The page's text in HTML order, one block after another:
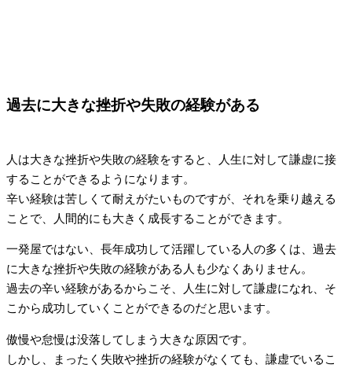
過去に大きな挫折や失敗の経験がある
人は大きな挫折や失敗の経験をすると、人生に対して謙虚に接
することができるようになります。
辛い経験は苦しくて耐えがたいものですが、それを乗り越える
ことで、人間的にも大きく成長することができます。
一発屋ではない、長年成功して活躍している人の多くは、過去
に大きな挫折や失敗の経験がある人も少なくありません。
過去の辛い経験があるからこそ、人生に対して謙虚になれ、そ
こから成功していくことができるのだと思います。
傲慢や怠慢は没落してしまう大きな原因です。
しかし、まったく失敗や挫折の経験がなくても、謙虚でいるこ